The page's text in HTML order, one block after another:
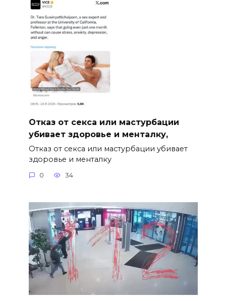
Отказ от секса или мастурбации
убивает здоровье и менталку,
Отказ от секса или мастурбации убивает
здоровье и менталку
0 34